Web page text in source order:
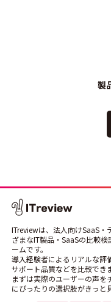
製
ITreviewは、法人向けSaaS
ざまなIT製品・SaaSの比較
ームです。
導入経験者によるリアルな評
サポート品質などを比較でき
まずは実際のユーザーの声を
にぴったりの選択肢がきっと